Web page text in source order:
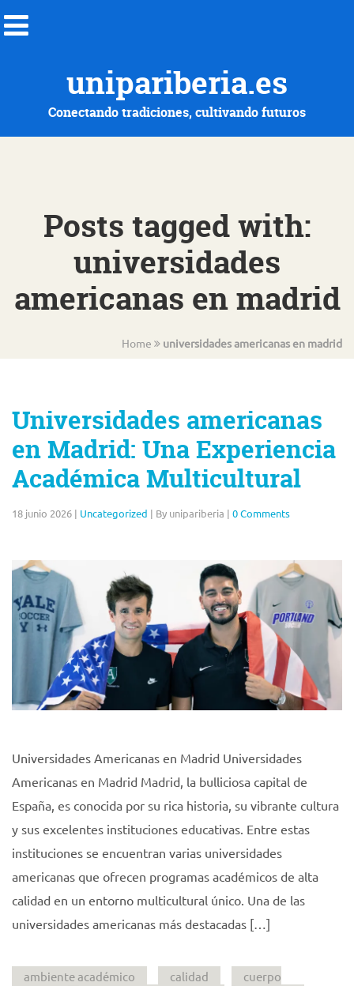
unipariberia.es
Conectando tradiciones, cultivando futuros
Posts tagged with:
universidades
americanas en madrid
Home universidades americanas en madrid
Universidades americanas
en Madrid: Una Experiencia
Académica Multicultural
18 junio 2026 | Uncategorized | By unipariberia | 0 Comments
Universidades Americanas en Madrid Universidades
Americanas en Madrid Madrid, la bulliciosa capital de
España, es conocida por su rica historia, su vibrante cultura
y sus excelentes instituciones educativas. Entre estas
instituciones se encuentran varias universidades
americanas que ofrecen programas académicos de alta
calidad en un entorno multicultural único. Una de las
universidades americanas más destacadas […]
ambiente académico calidad
cuerpo